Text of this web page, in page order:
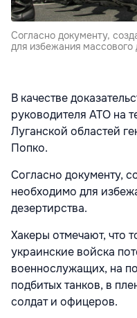
Согласно документу,
для избежания
В качестве
руководителя АТО на
Луганской областей
Попко.
Согласно документу,
необходимо для
дезертирства.
Хакеры отмечают, что
украинские войска
военнослужащих, на
подбитых танков, в
солдат и офицеров.